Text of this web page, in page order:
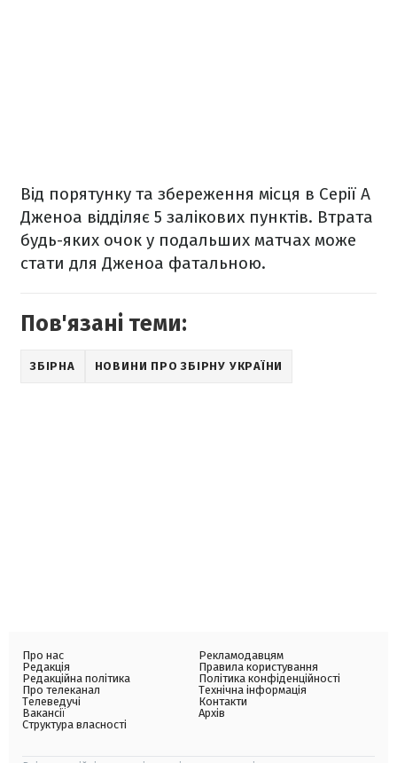
Від порятунку та збереження місця в Серії А
Дженоа відділяє 5 залікових пунктів. Втрата
будь-яких очок у подальших матчах може
стати для Дженоа фатальною.
Пов'язані теми:
ЗБІРНА НОВИНИ ПРО ЗБІРНУ УКРАЇНИ
Про нас
Редакція
Редакційна політика
Про телеканал
Телеведучі
Вакансії
Структура власності
Рекламодавцям
Правила користування
Політика конфіденційності
Технічна інформація
Контакти
Архів